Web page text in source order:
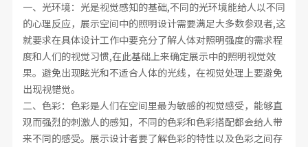
一、光环境：光是视觉感知的基础,不同的光环境能给人以不同
的心理反应，展示空间中的照明设计需要满足大多数参观者,这
就要求在具体设计工作中要充分了解人体对照明强度的需求程
度和人们的视觉习惯,在此基础上来确定展示中的照明视觉效
果。避免出现眩光和不适合人体的光线，在视觉处理上要避免
出现视错觉。
二、色彩：色彩是人们在空间里最为敏感的视觉感受，能够直
观而强烈的刺激人的感知，不同的色彩和色彩搭配都会给人带
来不同的感受。展示设计者要了解色彩的特性以及色彩之间存